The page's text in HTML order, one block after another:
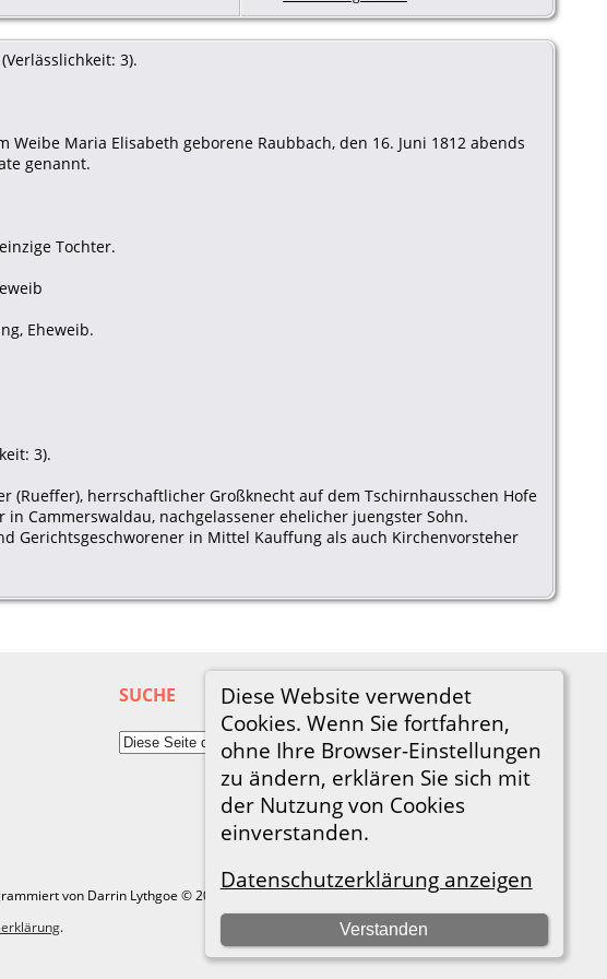
Diese Website verwendet
Cookies. Wenn Sie fortfahren,
ohne Ihre Browser-Einstellungen
zu ändern, erklären Sie sich mit
der Nutzung von Cookies
einverstanden.
Datenschutzerklärung anzeigen
Verstanden
3).
Maria Elisabeth geborene Raubbach, den 16. Juni 1812 abends
genannt.
Tochter.
Eheweib.
3).
herrschaftlicher Großknecht auf dem Tschirnhausschen Hofe
Cammerswaldau, nachgelassener ehelicher juengster Sohn.
Gerichtsgeschworener in Mittel Kauffung als auch Kirchenvorsteher
SUCHE
von Darrin Lythgoe © 2001-2026.
.